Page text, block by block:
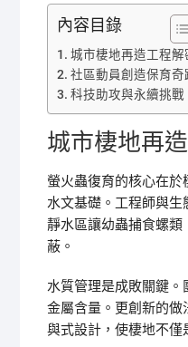
內容目錄
城市棲地再造工程解
社區動員創造保育奇
科技助攻與永續挑戰
城市棲地再
螢火蟲復育的核心在
水文基礎。工程師與
靜水區讓幼蟲捕食螺
蔽。
水質管理是成敗關鍵
金屬含量。更創新的
與式設計，使棲地不僅